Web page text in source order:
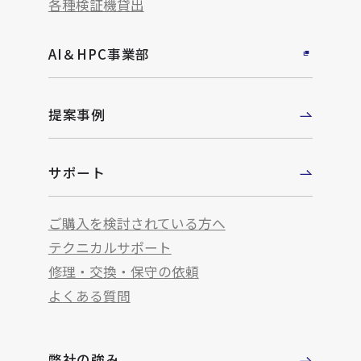
各種検証機貸出
AI＆HPC事業部
提案事例
サポート
ご購入を検討されている方へ
テクニカルサポート
修理・交換・保守の依頼
よくある質問